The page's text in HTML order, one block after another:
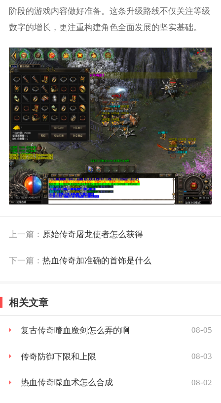
阶段的游戏内容做好准备。这条升级路线不仅关注等级
数字的增长，更注重构建角色全面发展的坚实基础。
上一篇： 原始传奇屠龙使者怎么获得
下一篇： 热血传奇加准确的首饰是什么
相关文章
复古传奇嗜血魔剑怎么弄的啊 08-05
传奇防御下限和上限 08-03
热血传奇噬血术怎么合成 08-02